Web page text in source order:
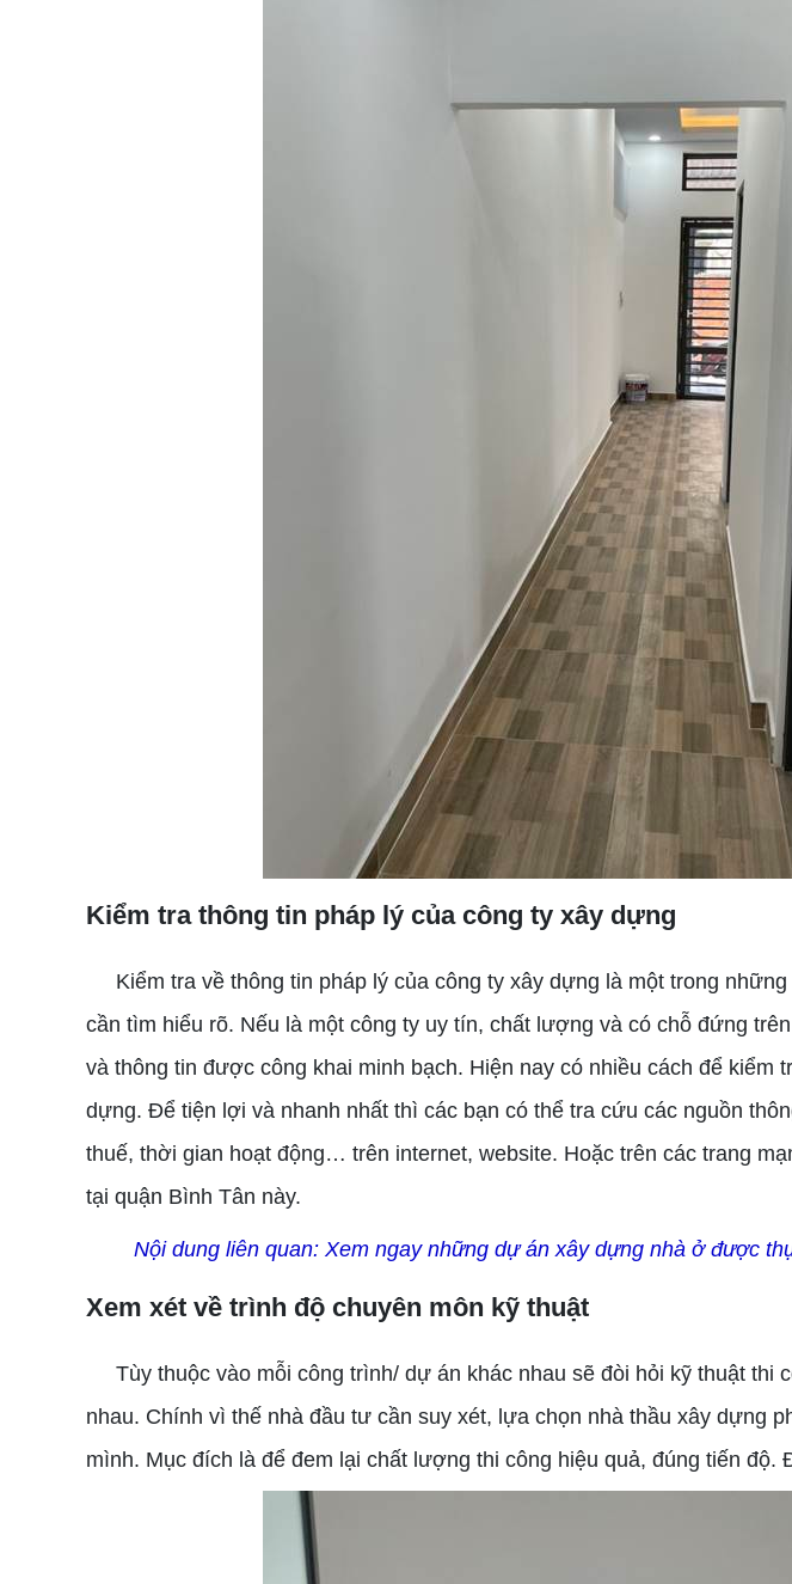
Kiểm tra thông tin pháp lý của công ty xây dựng
Kiểm tra về thông tin pháp lý của công ty xây dựng là một trong những
cần tìm hiểu rõ. Nếu là một công ty uy tín, chất lượng và có chỗ đứng
và thông tin được công khai minh bạch. Hiện nay có nhiều cách để kiểm
dựng. Để tiện lợi và nhanh nhất thì các bạn có thể tra cứu các nguồn
thuế, thời gian hoạt động… trên internet, website. Hoặc trên các trang
tại quận Bình Tân này.
Nội dung liên quan: Xem ngay những dự án xây dựng nhà ở được
Xem xét về trình độ chuyên môn kỹ thuật
Tùy thuộc vào mỗi công trình/ dự án khác nhau sẽ đòi hỏi kỹ thuật thi
nhau. Chính vì thế nhà đầu tư cần suy xét, lựa chọn nhà thầu xây dựng
mình. Mục đích là để đem lại chất lượng thi công hiệu quả, đúng tiến độ.